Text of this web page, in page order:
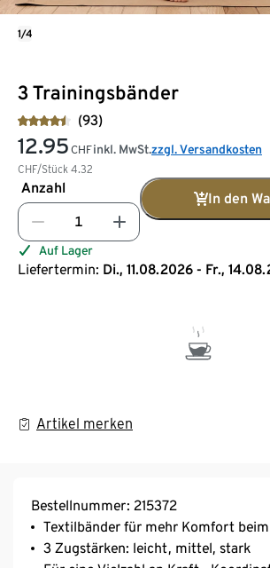
3 Trainingsbänder
(93)
12.95 CHF
CHF/Stück 4.32
inkl. MwSt.zzgl. Versandkosten
Anzahl
In den
Auf Lager
Liefertermin: Di., 11.08.2026 - Fr.,
Artikel merken
1/4
Bestellnummer: 215372
Textilbänder für mehr Komfort
3 Zugstärken: leicht, mittel, stark